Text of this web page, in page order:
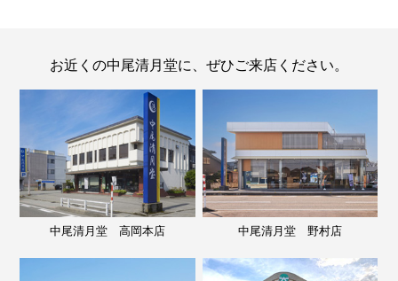
お近くの中尾清月堂に、ぜひご来店ください。
中尾清月堂 高岡本店 中尾清月堂 野村店